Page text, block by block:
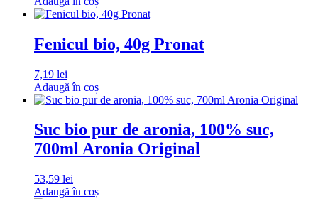
Fenicul bio, 40g Pronat
7,19 lei
Adaugă în coș
Suc bio pur de aronia, 100% suc,
700ml Aronia Original
53,59 lei
Adaugă în coș